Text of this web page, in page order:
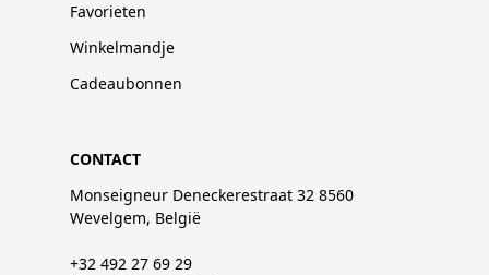
Favorieten
Winkelmandje
Cadeaubonnen
CONTACT
Monseigneur Deneckerestraat 32 8560
Wevelgem, België
+32 492 27 69 29